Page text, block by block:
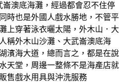
崙澳底海灘，經過都會忍不住停
同時也是外國人戲水勝地，不管平
上穿著泳衣曬太陽，外木山．大
稱外木山沙灘、大武崙澳底海
濱海大道，總而言之，都是在說
天堂，周邊一整條不是海產店就
售戲水用具與沖洗服務